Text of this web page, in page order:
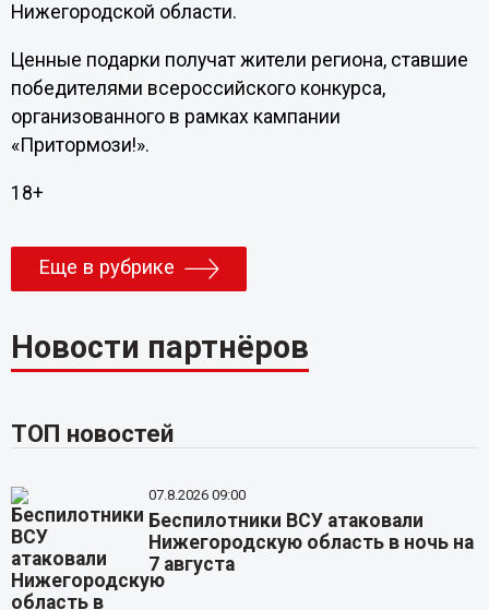
Нижегородской области.
Ценные подарки получат жители региона, ставшие
победителями всероссийского конкурса,
организованного в рамках кампании
«Притормози!».
18+
Еще в рубрике
Новости партнёров
ТОП новостей
07.8.2026 09:00
Беспилотники ВСУ атаковали
Нижегородскую область в ночь на
7 августа